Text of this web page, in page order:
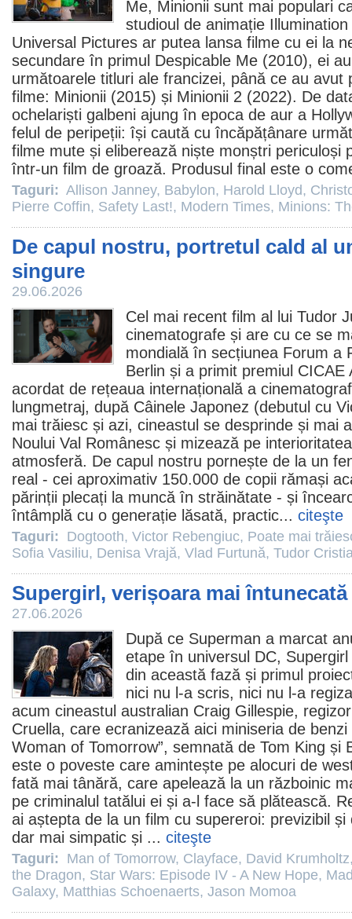
Me, Minionii sunt mai populari
studioul de animație
Universal Pictures ar putea lansa filme cu ei la
secundare în primul Despicable Me (2010), ei
următoarele titluri ale francizei, până ce au avut
filme: Minionii (2015) și Minionii 2 (2022). De
ochelariști galbeni ajung în epoca de aur a
felul de peripeții: își caută cu încăpățânare
filme mute și eliberează niște monștri periculoși
într-un film de groază. Produsul final este o
Taguri: Allison Janney, Babylon, Harold Lloyd,
Pierre Coffin, Safety Last!, Modern Times, Minions:
De capul nostru, portretul cald al
singure
29.06.2026
Cel mai recent film al lui Tudor
cinematografe și are cu ce se
mondială în secțiunea Forum a
Berlin și a primit premiul CICAE
acordat de rețeaua internațională a
lungmetraj, după Câinele Japonez (debutul cu
mai trăiesc și azi, cineastul se desprinde și mai
Noului Val Românesc și mizează pe
atmosferă. De capul nostru pornește de la un
real - cei aproximativ 150.000 de copii rămași
părinții plecați la muncă în străinătate - și
întâmplă cu o generație lăsată, practic... citeşte
Taguri: Dogtooth, Victor Rebengiuc, Poate mai
Sofia Vasiliu, Denisa Vrajă, Vlad Furtună, Tudor
Supergirl, verișoara mai
27.06.2026
După ce Superman a marcat
etape în universul DC,
din această fază și primul
nici nu l-a scris, nici nu l-a
acum cineastul australian Craig Gillespie,
Cruella, care ecranizează aici miniseria de benzi
Woman of Tomorrow”, semnată de Tom King și
este o poveste care amintește pe alocuri de
fată mai tânără, care apelează la un războinic
pe criminalul tatălui ei și a-l face să plătească.
ai aștepta de la un film cu supereroi: previzibil
dar mai simpatic și ... citeşte
Taguri: Man of Tomorrow, Clayface, David Krumholtz
the Dragon, Star Wars: Episode IV - A New Hope,
Galaxy, Matthias Schoenaerts, Jason Momoa